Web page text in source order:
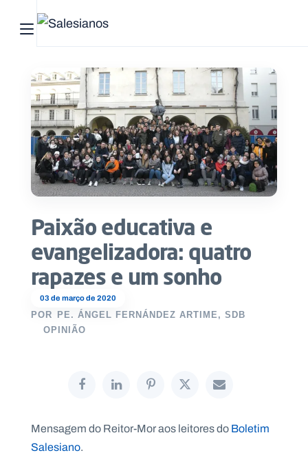
Abrir menu principal
03 de março de 2020
Paixão educativa e
evangelizadora: quatro
rapazes e um sonho
POR
PE. ÁNGEL FERNÁNDEZ ARTIME, SDB
OPINIÃO
Mensagem do Reitor-Mor aos leitores doBoletim
Salesiano.
Pesquisar no site
Início
Quem
somos
O
que
fazemos
Recursos
Notícias
L
N
C